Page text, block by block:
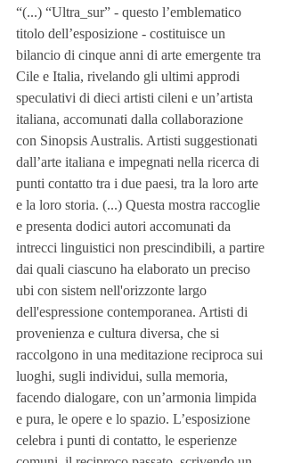
“(...) “Ultra_sur” - questo l’emblematico
titolo dell’esposizione - costituisce un
bilancio di cinque anni di arte emergente tra
Cile e Italia, rivelando gli ultimi approdi
speculativi di dieci artisti cileni e un’artista
italiana, accomunati dalla collaborazione
con Sinopsis Australis. Artisti suggestionati
dall’arte italiana e impegnati nella ricerca di
punti contatto tra i due paesi, tra la loro arte
e la loro storia. (...) Questa mostra raccoglie
e presenta dodici autori accomunati da
intrecci linguistici non prescindibili, a partire
dai quali ciascuno ha elaborato un preciso
ubi con sistem nell'orizzonte largo
dell'espressione contemporanea. Artisti di
provenienza e cultura diversa, che si
raccolgono in una meditazione reciproca sui
luoghi, sugli individui, sulla memoria,
facendo dialogare, con un’armonia limpida
e pura, le opere e lo spazio. L’esposizione
celebra i punti di contatto, le esperienze